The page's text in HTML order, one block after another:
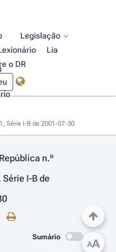
Legislação
Lia
o DR
Série I-B de 2001-07-30
n.º
I-B de
Sumário
AA